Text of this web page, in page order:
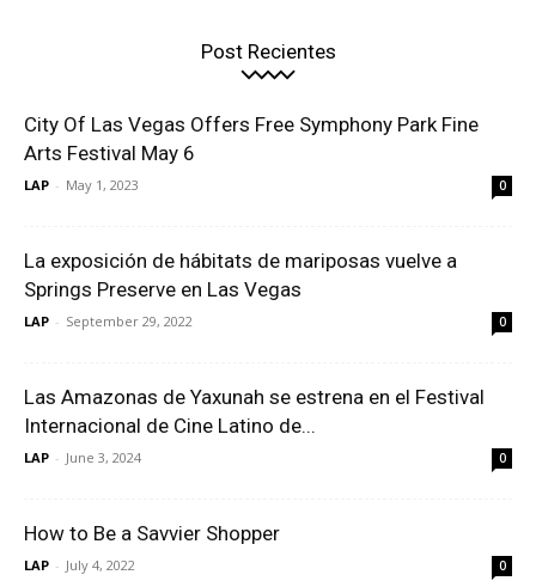
Post Recientes
City Of Las Vegas Offers Free Symphony Park Fine
Arts Festival May 6
LAP - May 1, 2023 0
La exposición de hábitats de mariposas vuelve a
Springs Preserve en Las Vegas
LAP - September 29, 2022 0
Las Amazonas de Yaxunah se estrena en el Festival
Internacional de Cine Latino de...
LAP - June 3, 2024 0
How to Be a Savvier Shopper
LAP - July 4, 2022 0